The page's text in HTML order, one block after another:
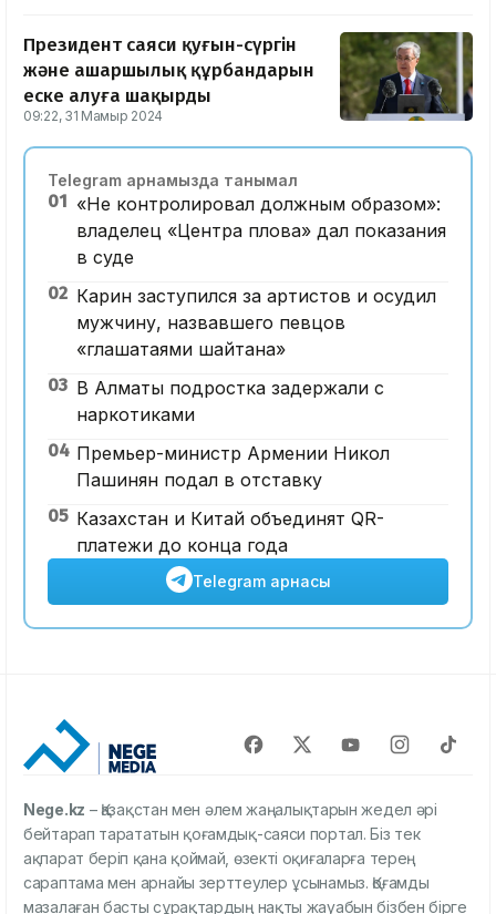
Президент саяси қуғын-сүргін
және ашаршылық құрбандарын
еске алуға шақырды
09:22, 31 Мамыр 2024
Telegram арнамызда танымал
01 «Не контролировал должным образом»:
владелец «Центра плова» дал показания
в суде
02 Карин заступился за артистов и осудил
мужчину, назвавшего певцов
«глашатаями шайтана»
03 В Алматы подростка задержали с
наркотиками
04 Премьер-министр Армении Никол
Пашинян подал в отставку
05 Казахстан и Китай объединят QR-
платежи до конца года
Telegram арнасы
Nege.kz – Қазақстан мен әлем жаңалықтарын жедел әрі
бейтарап тарататын қоғамдық-саяси портал. Біз тек
ақпарат беріп қана қоймай, өзекті оқиғаларға терең
сараптама мен арнайы зерттеулер ұсынамыз. Қоғамды
мазалаған басты сұрақтардың нақты жауабын бізбен бірге